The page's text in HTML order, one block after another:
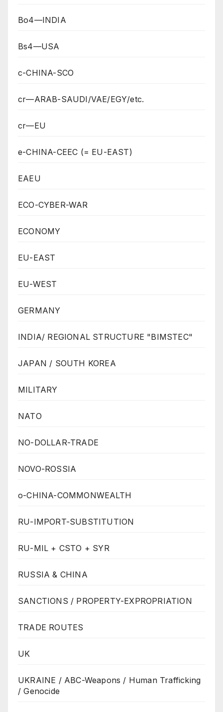
Bo4—INDIA
Bs4—USA
c-CHINA-SCO
cr—ARAB-SAUDI/VAE/EGY/etc.
cr—EU
e-CHINA-CEEC (= EU-EAST)
EAEU
ECO-CYBER-WAR
ECONOMY
EU-EAST
EU-WEST
GERMANY
INDIA/ REGIONAL STRUCTURE "BIMSTEC"
JAPAN / SOUTH KOREA
MILITARY
NATO
NO-DOLLAR-TRADE
NOVO-ROSSIA
o-CHINA-COMMONWEALTH
RU-IMPORT-SUBSTITUTION
RU-MIL + CSTO + SYR
RUSSIA & CHINA
SANCTIONS / PROPERTY-EXPROPRIATION
TRADE ROUTES
UK
UKRAINE / ABC-Weapons / Human Trafficking
/ Genocide